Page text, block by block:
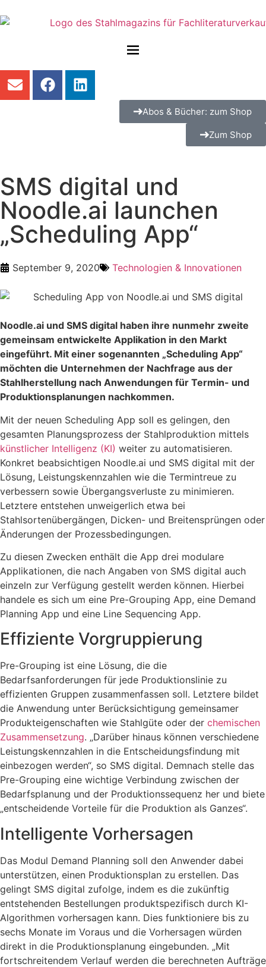
Abos & Bücher: zum Shop
Zum Shop
SMS digital und
Noodle.ai launchen
„Scheduling App“
September 9, 2020 Technologien & Innovationen
Noodle.ai und SMS digital haben ihre nunmehr zweite
gemeinsam entwickelte Applikation in den Markt
eingeführt. Mit einer sogenannten „Scheduling App“
möchten die Unternehmen der Nachfrage aus der
Stahlherstellung nach Anwendungen für Termin- und
Produktionsplanungen nachkommen.
Mit der neuen Scheduling App soll es gelingen, den
gesamten Planungsprozess der Stahlproduktion mittels
künstlicher Intelligenz (KI) weiter zu automatisieren.
Konkret beabsichtigen Noodle.ai und SMS digital mit der
Lösung, Leistungskennzahlen wie die Termintreue zu
verbessern sowie Übergangsverluste zu minimieren.
Letztere entstehen unweigerlich etwa bei
Stahlsortenübergängen, Dicken- und Breitensprüngen oder
Änderungen der Prozessbedingungen.
Zu diesen Zwecken enthält die App drei modulare
Applikationen, die nach Angaben von SMS digital auch
einzeln zur Verfügung gestellt werden können. Hierbei
handele es sich um eine Pre-Grouping App, eine Demand
Planning App und eine Line Sequencing App.
Effiziente Vorgruppierung
Pre-Grouping ist eine Lösung, die die
Bedarfsanforderungen für jede Produktionslinie zu
effizienten Gruppen zusammenfassen soll. Letztere bildet
die Anwendung unter Berücksichtigung gemeinsamer
Produkteigenschaften wie Stahlgüte oder der chemischen
Zusammensetzung. „Darüber hinaus können verschiedene
Leistungskennzahlen in die Entscheidungsfindung mit
einbezogen werden“, so SMS digital. Demnach stelle das
Pre-Grouping eine wichtige Verbindung zwischen der
Bedarfsplanung und der Produktionssequenz her und biete
„entscheidende Vorteile für die Produktion als Ganzes“.
Intelligente Vorhersagen
Das Modul Demand Planning soll den Anwender dabei
unterstützen, einen Produktionsplan zu erstellen. Das
gelingt SMS digital zufolge, indem es die zukünftig
entstehenden Bestellungen produktspezifisch durch KI-
Algorithmen vorhersagen kann. Dies funktioniere bis zu
sechs Monate im Voraus und die Vorhersagen würden
direkt in die Produktionsplanung eingebunden. „Mit
fortschreitendem Verlauf werden die berechneten Aufträge